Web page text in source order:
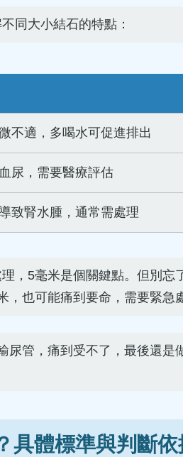
同大小結石的特點：
不適，多喝水可促進排出
尿，需要醫療評估
致腎水腫，通常需處理
，5毫米是個關鍵點。但別忘
也可能痛到要命，需要緊急
尿管，痛到受不了，最後還是
具體標準與判斷依